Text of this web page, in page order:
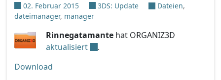
02. Februar 2015 3DS: Update Dateien,
dateimanager, manager
Rinnegatamante hat ORGANIZ3D
aktualisiert
.
Download